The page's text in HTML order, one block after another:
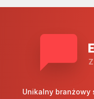
Unikalny branżowy